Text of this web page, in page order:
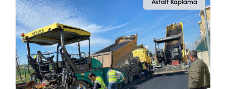
Asfalt Kaplama